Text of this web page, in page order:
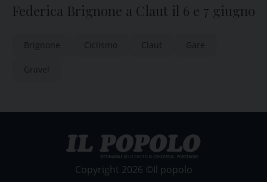
Federica Brignone a Claut il 6 e 7 giugno
Brignone Ciclismo Claut Gare
Gravel
Copyright 2026 ©Il popolo